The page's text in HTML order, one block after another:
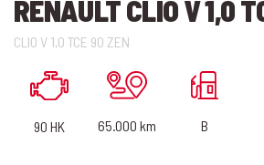
RENAULT CLIO V 1,0
CLIO V 1,0 TCE 90 ZEN
90 HK 65.000 km B